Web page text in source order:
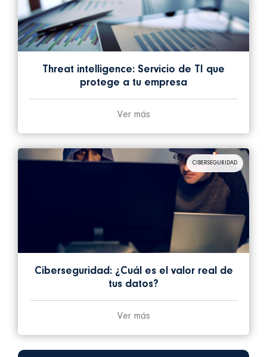
Threat intelligence: Servicio de TI que
protege a tu empresa
Ver más
CIBERSEGURIDAD
Ciberseguridad: ¿Cuál es el valor real de
tus datos?
Ver más